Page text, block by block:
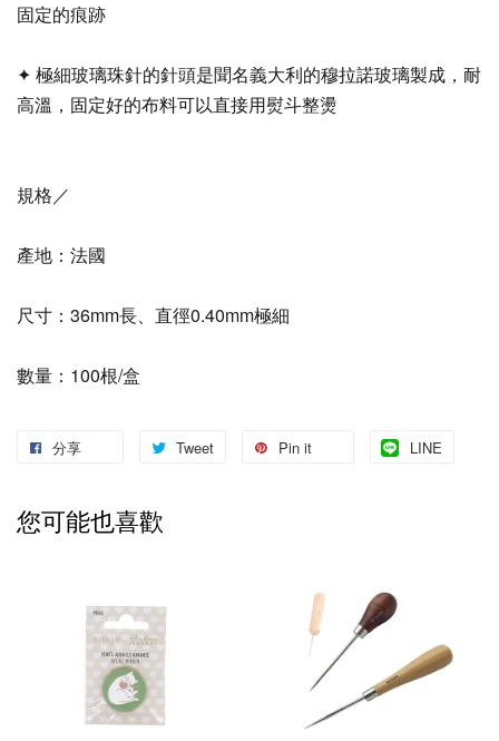
固定的痕跡
✦ 極細玻璃珠針的針頭是聞名義大利的穆拉諾玻璃製成，耐
高溫，固定好的布料可以直接用熨斗整燙
規格／
產地：法國
尺寸：36mm長、直徑0.40mm極細
數量：100根/盒
分享 Tweet Pin it LINE
您可能也喜歡